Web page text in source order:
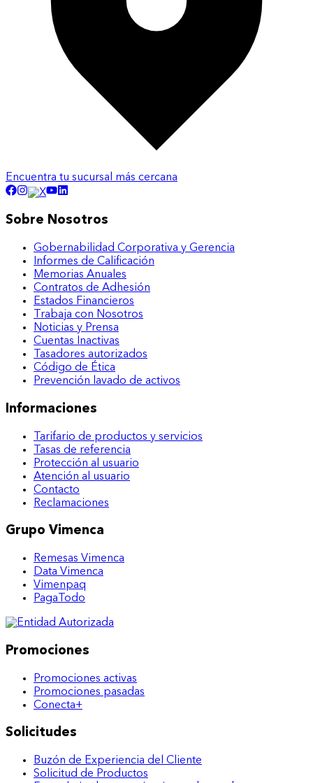
Encuentra tu sucursal más cercana
Sobre Nosotros
Gobernabilidad Corporativa y Gerencia
Informes de Calificación
Memorias Anuales
Contratos de Adhesión
Estados Financieros
Trabaja con Nosotros
Noticias y Prensa
Cuentas Inactivas
Tasadores autorizados
Código de Ética
Prevención lavado de activos
Informaciones
Tarifario de productos y servicios
Tasas de referencia
Protección al usuario
Atención al usuario
Contacto
Reclamaciones
Grupo Vimenca
Remesas Vimenca
Data Vimenca
Vimenpaq
PagaTodo
Promociones
Promociones activas
Promociones pasadas
Conecta+
Solicitudes
Buzón de Experiencia del Cliente
Solicitud de Productos